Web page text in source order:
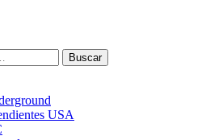
Buscar
USA